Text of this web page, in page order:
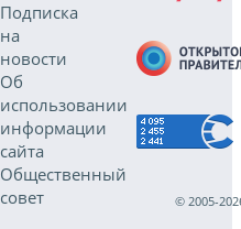
Подписка
на
новости
Об
использовании
информации
сайта
Общественный
совет
© 2005-